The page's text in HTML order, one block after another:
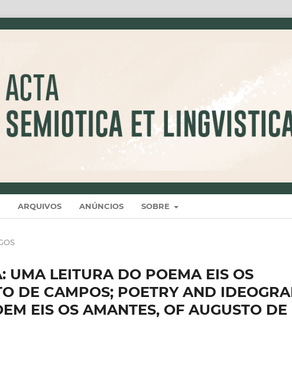
ARQUIVOS ANÚNCIOS SOBRE
UMA LEITURA DO POEMA EIS OS
DE CAMPOS; POETRY AND
EIS OS AMANTES, OF AUGUSTO DE